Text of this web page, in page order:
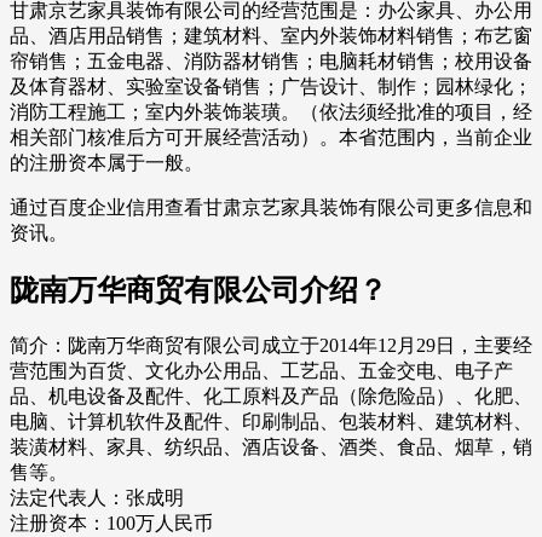
甘肃京艺家具装饰有限公司的经营范围是：办公家具、办公用
品、酒店用品销售；建筑材料、室内外装饰材料销售；布艺窗
帘销售；五金电器、消防器材销售；电脑耗材销售；校用设备
及体育器材、实验室设备销售；广告设计、制作；园林绿化；
消防工程施工；室内外装饰装璜。（依法须经批准的项目，经
相关部门核准后方可开展经营活动）。本省范围内，当前企业
的注册资本属于一般。
通过百度企业信用查看甘肃京艺家具装饰有限公司更多信息和
资讯。
陇南万华商贸有限公司介绍？
简介：陇南万华商贸有限公司成立于2014年12月29日，主要经
营范围为百货、文化办公用品、工艺品、五金交电、电子产
品、机电设备及配件、化工原料及产品（除危险品）、化肥、
电脑、计算机软件及配件、印刷制品、包装材料、建筑材料、
装潢材料、家具、纺织品、酒店设备、酒类、食品、烟草，销
售等。
法定代表人：张成明
注册资本：100万人民币